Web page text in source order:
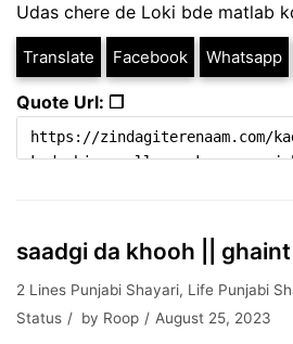
Udas chere de Loki bde matlab
Translate Facebook Whatsapp
Quote Url: ❐
saadgi da khooh ||
2 Lines Punjabi Shayari, Life Punjabi
Status
by Roop August 25, 2023